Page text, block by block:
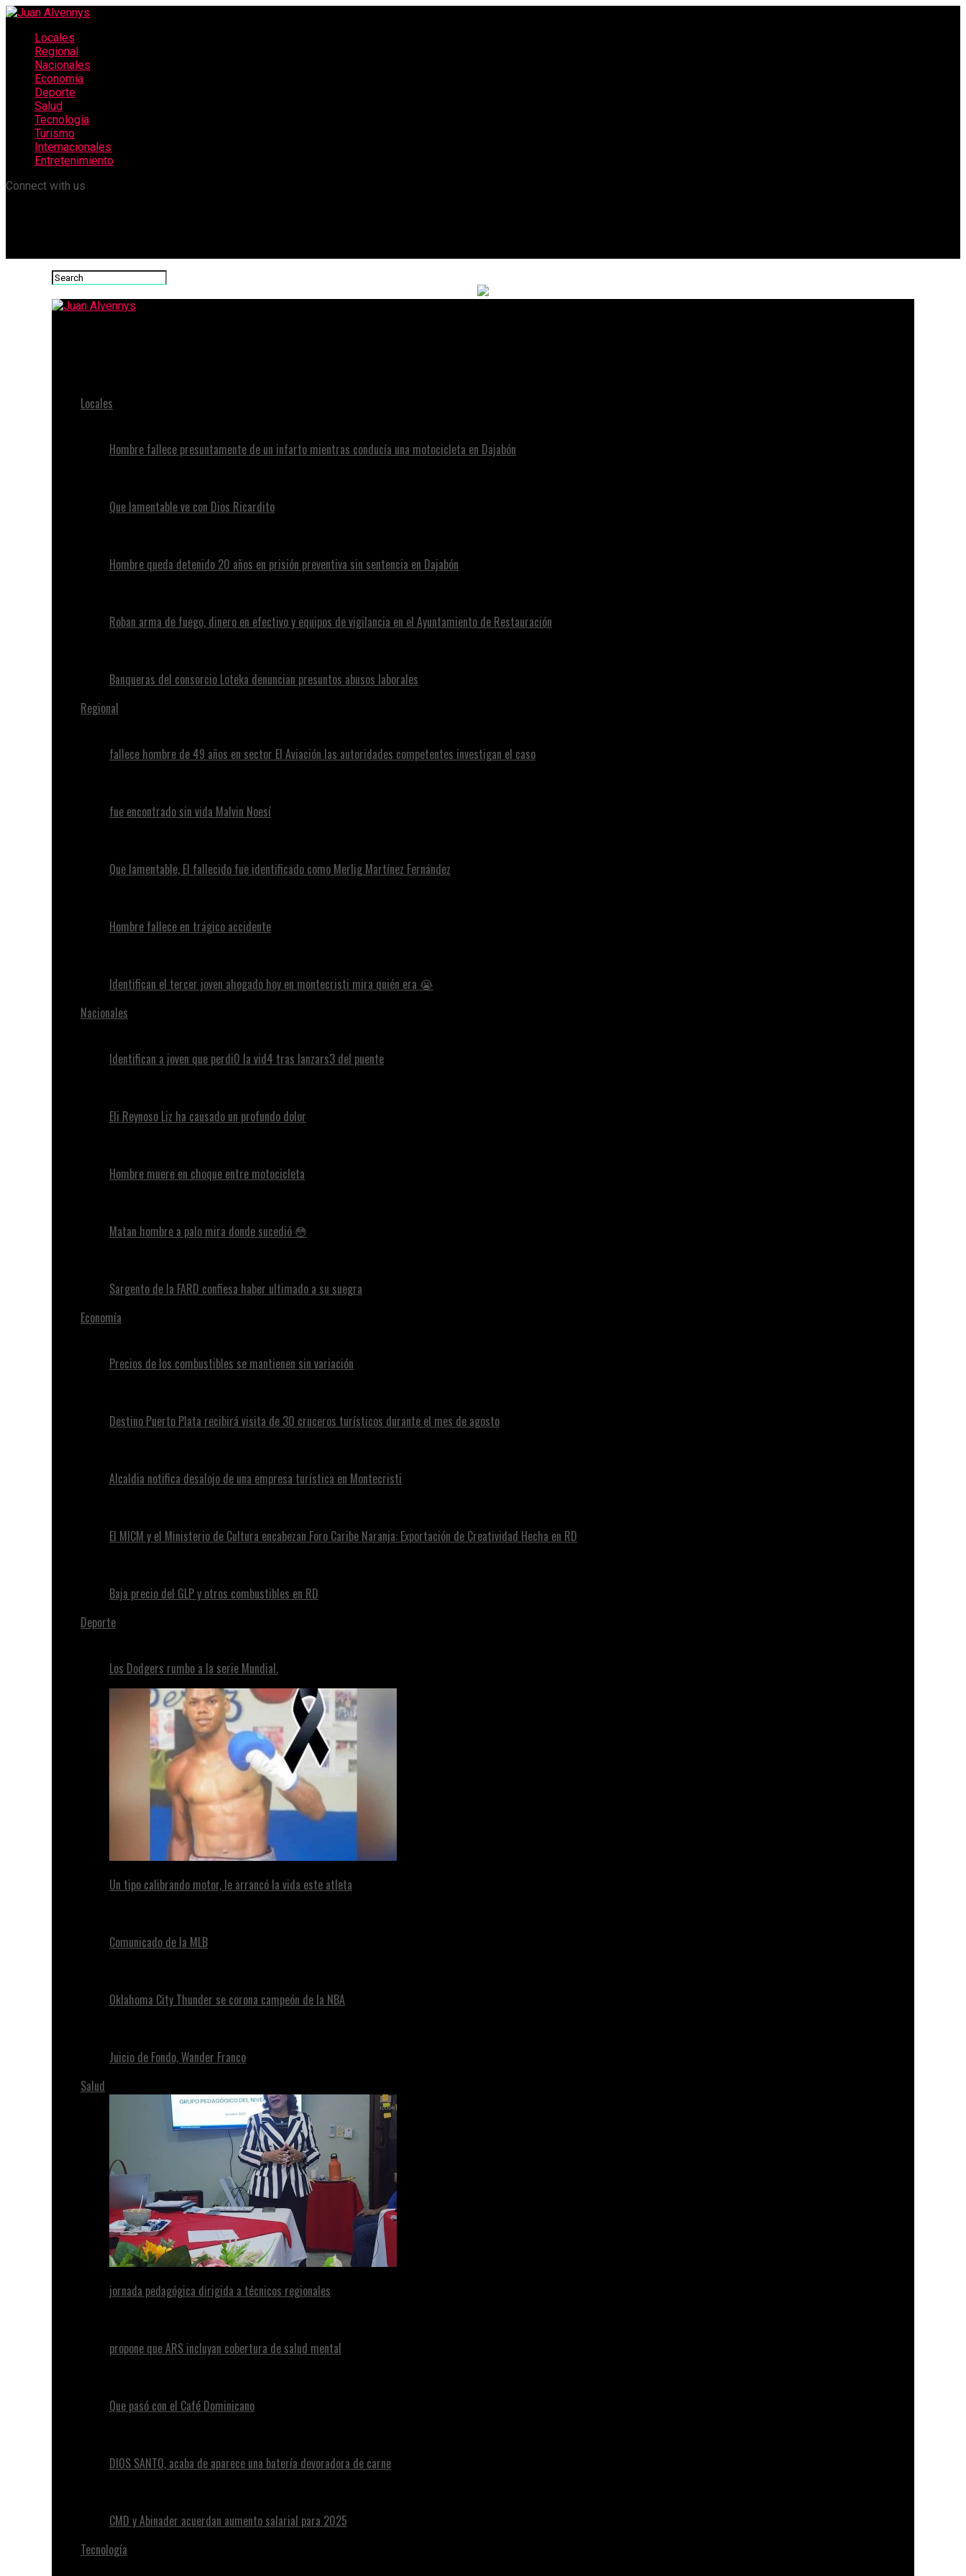
Locales
Regional
Nacionales
Economía
Deporte
Salud
Tecnología
Turismo
Internacionales
Entretenimiento
Connect with us
Locales
Hombre fallece presuntamente de un infarto mientras conducía una motocicleta en Dajabón
Que lamentable ve con Dios Ricardito
Hombre queda detenido 20 años en prisión preventiva sin sentencia en Dajabón
Roban arma de fuego, dinero en efectivo y equipos de vigilancia en el Ayuntamiento de Restauración
Banqueras del consorcio Loteka denuncian presuntos abusos laborales
Regional
fallece hombre de 49 años en sector El Aviación las autoridades competentes investigan el caso
fue encontrado sin vida Malvin Noesí
Que lamentable, El fallecido fue identificado como Merlig Martínez Fernández
Hombre fallece en trágico accidente
Identifican el tercer joven ahogado hoy en montecristi mira quién era 😭
Nacionales
Identifican a joven que perdi0 la vid4 tras lanzars3 del puente
Eli Reynoso Liz ha causado un profundo dolor
Hombre muere en choque entre motocicleta
Matan hombre a palo mira donde sucedió 😳
Sargento de la FARD confiesa haber ultimado a su suegra
Economía
Precios de los combustibles se mantienen sin variación
Destino Puerto Plata recibirá visita de 30 cruceros turísticos durante el mes de agosto
Alcaldia notifica desalojo de una empresa turística en Montecristi
El MICM y el Ministerio de Cultura encabezan Foro Caribe Naranja: Exportación de Creatividad Hecha en RD
Baja precio del GLP y otros combustibles en RD
Deporte
Los Dodgers rumbo a la serie Mundial.
Un tipo calibrando motor, le arrancó la vida este atleta
Comunicado de la MLB
Oklahoma City Thunder se corona campeón de la NBA
Juicio de Fondo, Wander Franco
Salud
jornada pedagógica dirigida a técnicos regionales
propone que ARS incluyan cobertura de salud mental
Que pasó con el Café Dominicano
DIOS SANTO, acaba de aparece una batería devoradora de carne
CMD y Abinader acuerdan aumento salarial para 2025
Tecnología